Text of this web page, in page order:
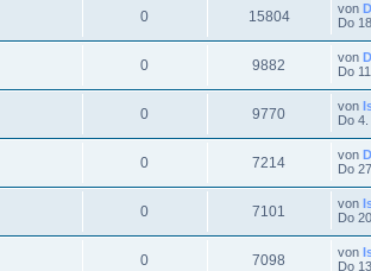
0 15804 von
Do
0 9882 von
Do
0 9770 von
Do
0 7214 von
Do
0 7101 von
Do
0 7098 von
Do